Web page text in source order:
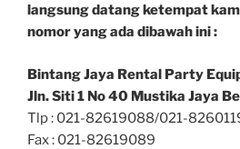
langsung datang ketempat
nomor yang ada dibawah ini :
Bintang Jaya Rental Party
Jln. Siti 1 No 40 Mustika Jaya
Tlp : 021-82619088/021-
Fax : 021-82619089